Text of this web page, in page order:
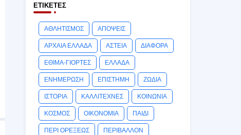
ΕΤΙΚΈΤΕΣ
ΑΘΛΗΤΙΣΜΟΣ ΑΠΟΨΕΙΣ
ΑΡΧΑΙΑ ΕΛΛΑΔΑ ΑΣΤΕΙΑ ΔΙΑΦΟΡΑ
ΕΘΙΜΑ-ΓΙΟΡΤΕΣ ΕΛΛΑΔΑ
ΕΝΗΜΕΡΩΣΗ ΕΠΙΣΤΗΜΗ ΖΩΔΙΑ
ΙΣΤΟΡΙΑ ΚΑΛΛΙΤΕΧΝΕΣ ΚΟΙΝΩΝΙΑ
ΚΟΣΜΟΣ ΟΙΚΟΝΟΜΙΑ ΠΑΙΔΙ
ΠΕΡΙ ΟΡΕΞΕΩΣ ΠΕΡΙΒΑΛΛΟΝ